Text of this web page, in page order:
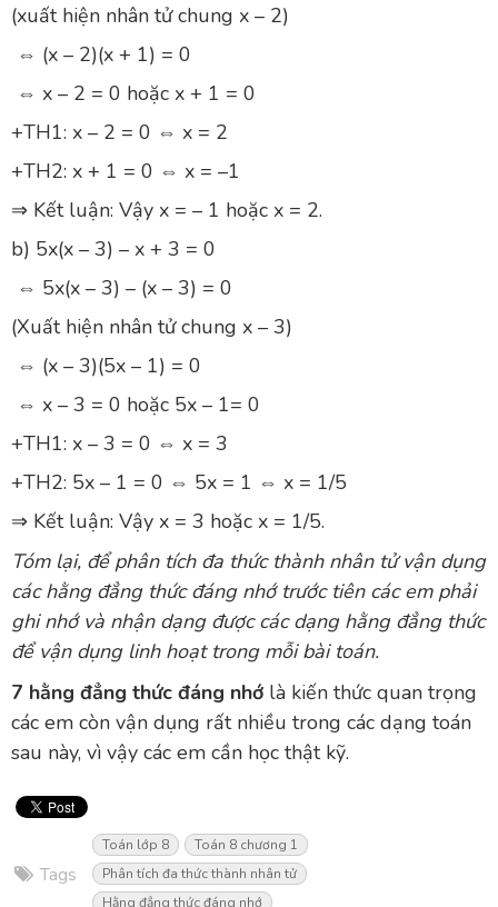
(xuất hiện nhân tử chung x – 2)
⇔ (x – 2)(x + 1) = 0
⇔ x – 2 = 0 hoặc x + 1 = 0
+TH1: x – 2 = 0 ⇔ x = 2
+TH2: x + 1 = 0 ⇔ x = –1
⇒ Kết luận: Vậy x = – 1 hoặc x = 2.
b) 5x(x – 3) – x + 3 = 0
⇔ 5x(x – 3) – (x – 3) = 0
(Xuất hiện nhân tử chung x – 3)
⇔ (x – 3)(5x – 1) = 0
⇔ x – 3 = 0 hoặc 5x – 1= 0
+TH1: x – 3 = 0 ⇔ x = 3
+TH2: 5x – 1 = 0 ⇔ 5x = 1 ⇔ x = 1/5
⇒ Kết luận: Vậy x = 3 hoặc x = 1/5.
Tóm lại, để phân tích đa thức thành nhân tử vận dụng
các hằng đẳng thức đáng nhớ trước tiên các em phải
ghi nhớ và nhận dạng được các dạng hằng đẳng thức
để vận dụng linh hoạt trong mỗi bài toán.
7 hằng đẳng thức đáng nhớ là kiến thức quan trọng
các em còn vận dụng rất nhiều trong các dạng toán
sau này, vì vậy các em cần học thật kỹ.
Tags
Toán lớp 8
Toán 8 chương 1
Phân tích đa thức thành nhân tử
Hằng đẳng thức đáng nhớ